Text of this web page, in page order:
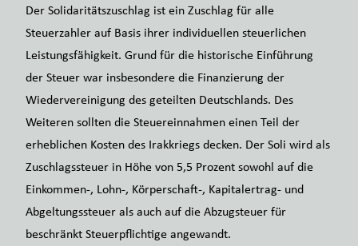
Der Solidaritätszuschlag ist ein Zuschlag für alle
Steuerzahler auf Basis ihrer individuellen steuerlichen
Leistungsfähigkeit. Grund für die historische Einführung
der Steuer war insbesondere die Finanzierung der
Wiedervereinigung des geteilten Deutschlands. Des
Weiteren sollten die Steuereinnahmen einen Teil der
erheblichen Kosten des Irakkriegs decken. Der Soli wird als
Zuschlagssteuer in Höhe von 5,5 Prozent sowohl auf die
Einkommen-, Lohn-, Körperschaft-, Kapitalertrag- und
Abgeltungssteuer als auch auf die Abzugsteuer für
beschränkt Steuerpflichtige angewandt.